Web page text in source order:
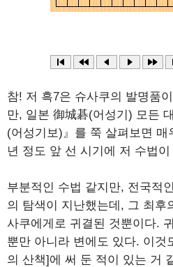
참! 저 흑7은 슈사쿠의 발명품
만, 일본 御城碁(어성기) 모든
(어성기보)』를 쭉 살펴보면
년 정도 앞 선 시기에 저 수법
부분적인 수법 같지만, 전국적
의 탐색이 지난했는데, 그 최후
사쿠에게로 귀결된 것뿐이다.
뿐만 아니라 변에도 있다. 이것
의 산책]에 써 둔 적이 있는 거